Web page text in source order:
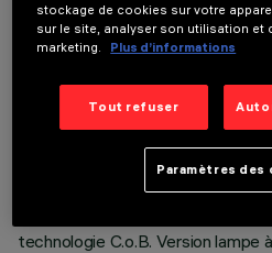
DONNÉES
technologie C.o.B. Version lampe
stockage de cookies sur votre
sur le site, analyser son utilisation et
marketing.
Plus d’informations
Tout refuser
Paramètres des